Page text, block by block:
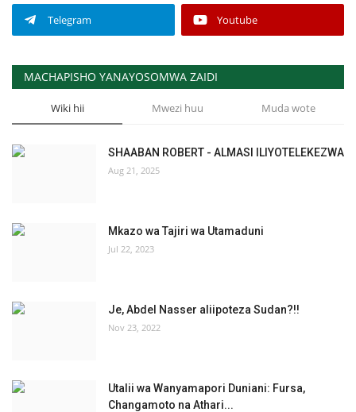
Telegram Youtube
MACHAPISHO YANAYOSOMWA ZAIDI
Wiki hii Mwezi huu Muda wote
SHAABAN ROBERT - ALMASI ILIYOTELEKEZWA
Aug 21, 2025
Mkazo wa Tajiri wa Utamaduni
Jul 22, 2023
Je, Abdel Nasser aliipoteza Sudan?!!
Nov 23, 2022
Utalii wa Wanyamapori Duniani: Fursa,
Changamoto na Athari...